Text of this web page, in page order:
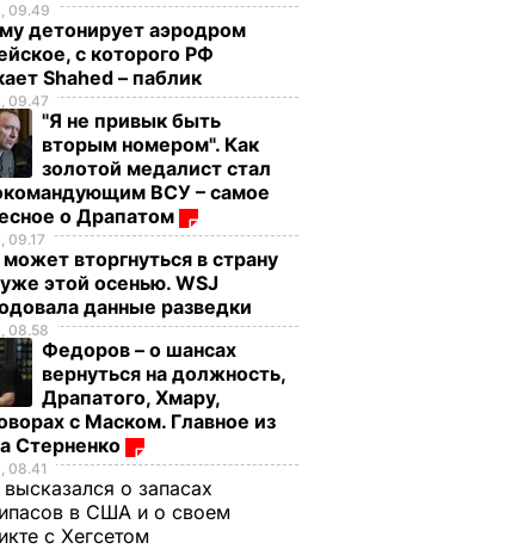
Wizz Air намерена
добавить новый
самолет на базу в
Жулянах и запустить
маршруты из Киева в
Лиссабон и Таллинн
в 2018 году
09.49
детонирует аэродром
с которого РФ
Shahed – паблик
09.47
"Я не привык быть
вторым номером". Как
золотой медалист стал
ВСУ – самое
о Драпатом
09.17
вторгнуться в страну
этой осенью. WSJ
данные разведки
08.58
Федоров – о шансах
вернуться на должность,
Драпатого, Хмару,
с Маском. Главное из
Стерненко
08.41
о запасах
в США и о своем
с Хегсетом